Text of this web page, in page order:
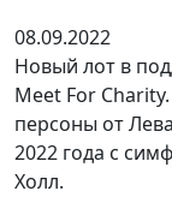
08.09.2022
Новый лот в
Meet For
персоны от
2022 года с
Холл.